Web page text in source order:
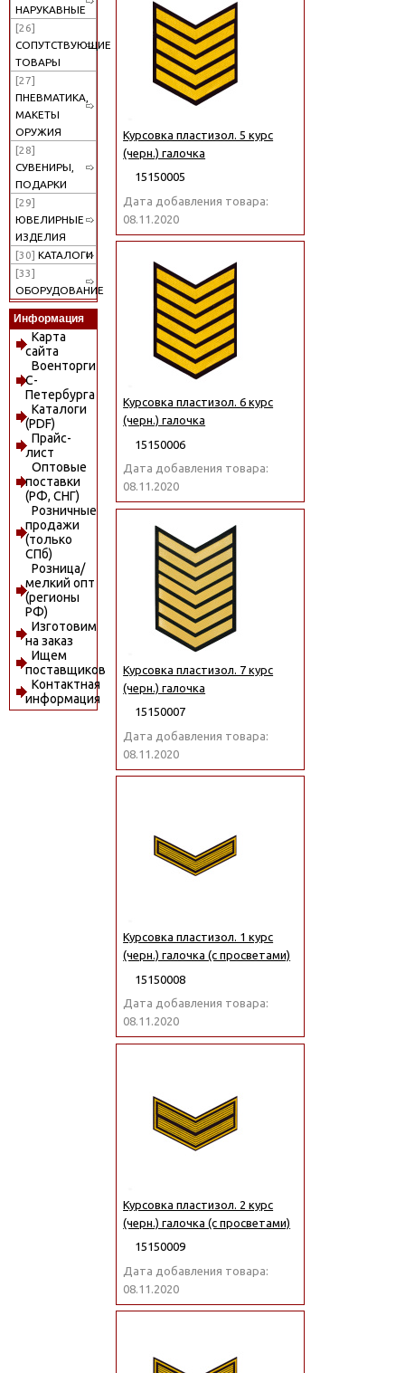
НАРУКАВНЫЕ
[26]
СОПУТСТВУЮЩИЕ
ТОВАРЫ
[27]
ПНЕВМАТИКА,
МАКЕТЫ
ОРУЖИЯ
[28]
СУВЕНИРЫ,
ПОДАРКИ
[29]
ЮВЕЛИРНЫЕ
ИЗДЕЛИЯ
[30] КАТАЛОГИ
[33]
ОБОРУДОВАНИЕ
Информация
Карта
сайта
Военторги
С-
Петербурга
Каталоги
(PDF)
Прайс-
лист
Оптовые
поставки
(РФ, СНГ)
Розничные
продажи
(только
СПб)
Розница/
мелкий опт
(регионы
РФ)
Изготовим
на заказ
Ищем
поставщиков
Контактная
информация
Курсовка пластизол. 5 курс
(черн.) галочка
15150005
Дата добавления товара:
08.11.2020
Курсовка пластизол. 6 курс
(черн.) галочка
15150006
Дата добавления товара:
08.11.2020
Курсовка пластизол. 7 курс
(черн.) галочка
15150007
Дата добавления товара:
08.11.2020
Курсовка пластизол. 1 курс
(черн.) галочка (с просветами)
15150008
Дата добавления товара:
08.11.2020
Курсовка пластизол. 2 курс
(черн.) галочка (с просветами)
15150009
Дата добавления товара:
08.11.2020